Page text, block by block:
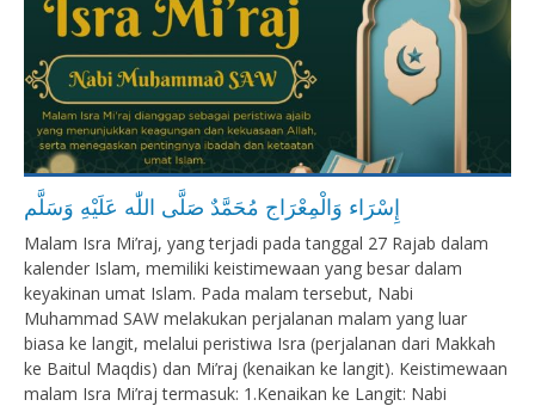
إِسْرَاء وَالْمِعْرَاج مُحَمَّدٌ صَلَّى اللّٰه عَلَيْهِ وَسَلَّم
Malam Isra Mi’raj, yang terjadi pada tanggal 27 Rajab dalam
kalender Islam, memiliki keistimewaan yang besar dalam
keyakinan umat Islam. Pada malam tersebut, Nabi
Muhammad SAW melakukan perjalanan malam yang luar
biasa ke langit, melalui peristiwa Isra (perjalanan dari Makkah
ke Baitul Maqdis) dan Mi’raj (kenaikan ke langit). Keistimewaan
malam Isra Mi’raj termasuk: 1.Kenaikan ke Langit: Nabi